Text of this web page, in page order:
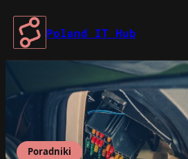
Przejdź
treści
Poland IT Hub
Poradniki